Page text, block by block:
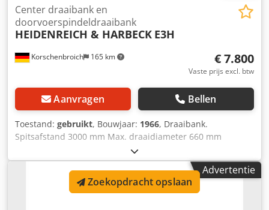
Korschenbroich 165 km
Center draaibank en
doorvoerspindeldraaibank
HEIDENREICH & HARBECK E3H
€ 7.800
Vaste prijs excl. btw
Aanvragen Bellen
Toestand: gebruikt, Bouwjaar: 1966, Draaibank.
Spitsafstand 3000 mm Max. draaidiameter 660 mm
Multifix: ja Bril: 2 stuks Machinegewicht ca. 5 t Lengte 5,80
m Breedte 2 m Hoogte 1600 mm Codpfxeh Uytqs Ahroha
Spitshoogte ca. 290 mm Draai over support 370 mm
Werkstukgewicht tot ca. 1,6 t mogelijk tussen de centers
Advertentie
Zoekopdracht opslaan